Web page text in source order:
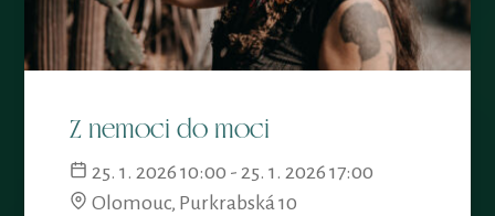
Z nemoci do moci
25. 1. 2026 10:00 - 25. 1. 2026 17:00
Olomouc, Purkrabská 10